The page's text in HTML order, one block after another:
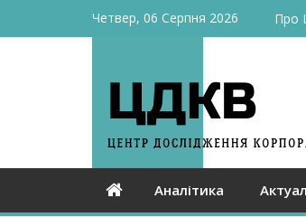
Четвер, 06 Серпня 2026 Про
Аналітика